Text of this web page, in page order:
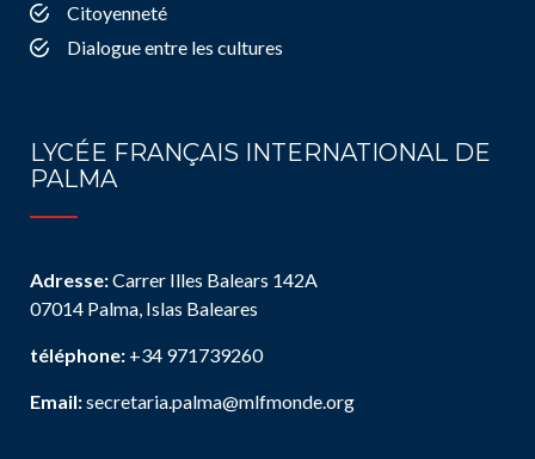
Citoyenneté
Dialogue entre les cultures
LYCÉE FRANÇAIS INTERNATIONAL DE
PALMA
Adresse:Carrer Illes Balears 142A
07014 Palma, Islas Baleares
téléphone: +34 971739260
Email:secretaria.palma@mlfmonde.org